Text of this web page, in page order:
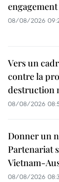
08/08/2026
Vers un
contre la
destruction
08/08/2026
Donner un
Partenariat
Vietnam-
08/08/2026